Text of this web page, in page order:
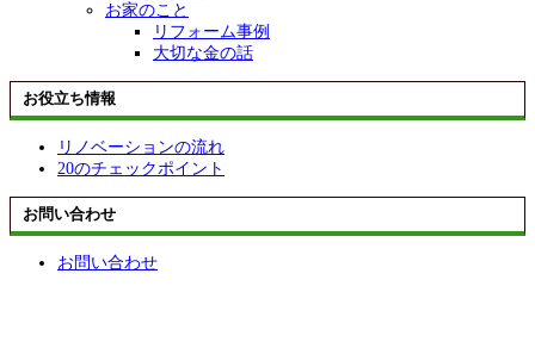
お家のこと
リフォーム事例
大切な金の話
お役立ち情報
リノベーションの流れ
20のチェックポイント
お問い合わせ
お問い合わせ